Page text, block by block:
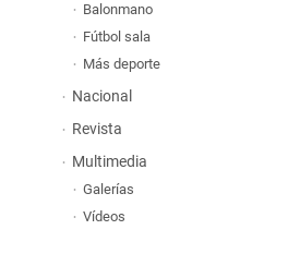
Balonmano
Fútbol sala
Más deporte
Nacional
Revista
Multimedia
Galerías
Vídeos